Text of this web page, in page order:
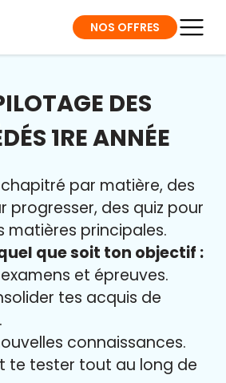
NOS OFFRES
DES
1RE ANNÉE
par matière, des
progresser, des quiz pour
matières principales.
que soit ton objectif :
et épreuves.
tes acquis de
connaissances.
te tester tout au long de